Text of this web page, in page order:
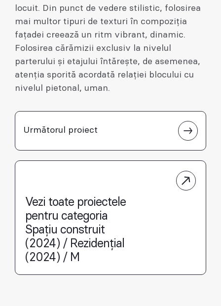
locuit. Din punct de vedere stilistic, folosirea
mai multor tipuri de texturi în compoziția
fațadei creează un ritm vibrant, dinamic.
Folosirea cărămizii exclusiv la nivelul
parterului și etajului întărește, de asemenea,
atenția sporită acordată relației blocului cu
nivelul pietonal, uman.
Următorul proiect
Vezi toate proiectele
pentru categoria
Spațiu construit
(2024) / Rezidențial
(2024) / M